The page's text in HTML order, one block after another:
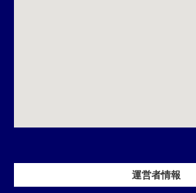
運営者情報